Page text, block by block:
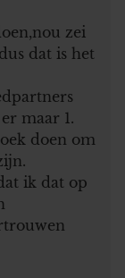
zei
dat is het
maar 1.
doen om
ik dat op